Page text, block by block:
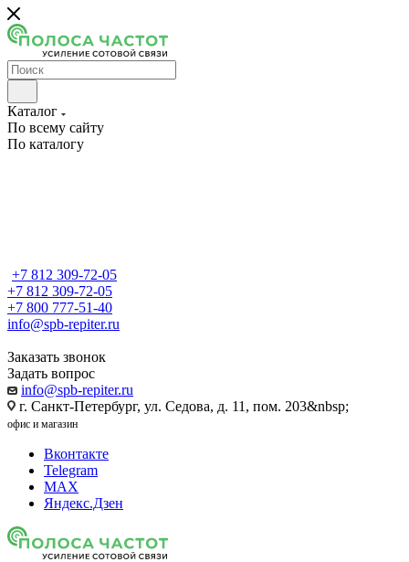
Каталог
По всему сайту
По каталогу
+7 812 309-72-05
+7 812 309-72-05
+7 800 777-51-40
info@spb-repiter.ru
Заказать звонок
Задать вопрос
info@spb-repiter.ru
г. Санкт-Петербург, ул. Седова, д. 11, пом. 203&nbsp;
офис и магазин
Вконтакте
Telegram
MAX
Яндекс.Дзен